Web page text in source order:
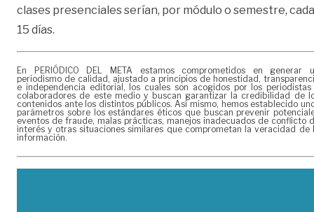
clases presenciales serían, por módulo o semestre, cada
15 días.
En PERIÓDICO DEL META estamos comprometidos en generar
periodismo de calidad, ajustado a principios de honestidad,
e independencia editorial, los cuales son acogidos por los periodistas
colaboradores de este medio y buscan garantizar la credibilidad de
contenidos ante los distintos públicos. Así mismo, hemos establecido
parámetros sobre los estándares éticos que buscan prevenir
eventos de fraude, malas prácticas, manejos inadecuados de conflicto
interés y otras situaciones similares que comprometan la veracidad de
información.